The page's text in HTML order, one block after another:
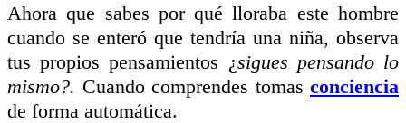
Ahora que sabes por qué lloraba este hombre
cuando se enteró que tendría una niña, observa
tus propios pensamientos ¿sigues pensando lo
mismo?. Cuando comprendes tomas conciencia
de forma automática.